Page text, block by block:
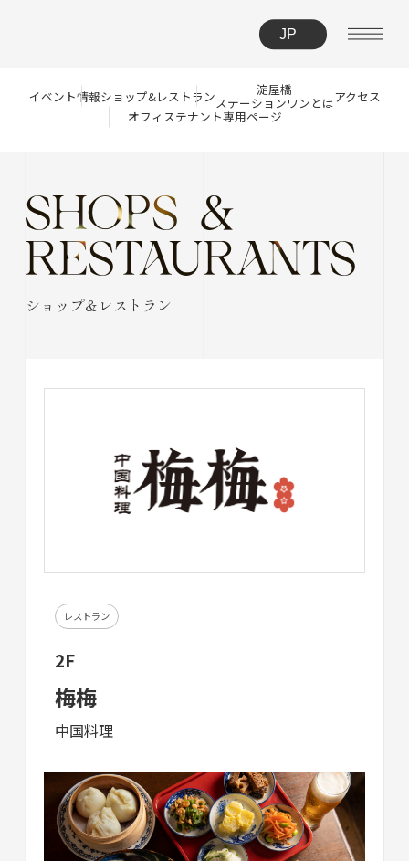
イベント情報ショップ&レストラン 淀屋橋
ステーションワンとはアクセス
オフィステナント専用ページ
SHOPS &
RESTAURANTS
ショップ＆レストラン
レストラン
2F
梅梅
中国料理